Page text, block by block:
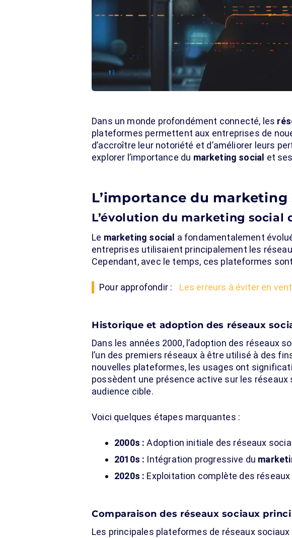
Dans un monde profondément connecté, les
plateformes permettent aux entreprises de
d’accroître leur notoriété et d’améliorer leurs
explorer l’importance du marketing social et
L’importance du
L’évolution du marketing social
Le marketing social a fondamentalement
entreprises utilisaient principalement les
Cependant, avec le temps, ces plateformes
Pour approfondir : Les erreurs à éviter en
Historique et adoption des réseaux
Dans les années 2000, l’adoption des réseaux
l’un des premiers réseaux à être utilisé à des
nouvelles plateformes, les usages ont
possèdent une présence active sur les
audience cible.
Voici quelques étapes marquantes :
2000s : Adoption initiale des réseaux
2010s : Intégration progressive du
2020s : Exploitation complète des
Comparaison des réseaux sociaux
Les principales plateformes de réseaux